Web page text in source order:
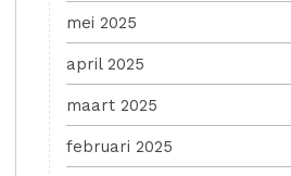
mei 2025
april 2025
maart 2025
februari 2025